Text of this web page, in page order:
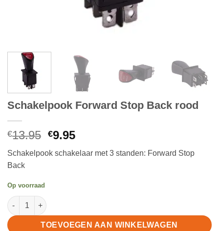
Schakelpook Forward Stop Back rood
€13.95 Oorspronkelijke
was:
€9.95Huidige
is:
Schakelpook schakelaar met 3 standen: Forward Stop
Back
Op voorraad
Schakelpook Forward Stop Back rood aantal
TOEVOEGEN AAN WINKELWAGEN